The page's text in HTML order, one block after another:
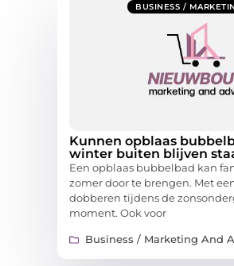
BUSINESS /
Kunnen opblaas
winter buiten blijven
Een opblaas bubbelbad kan
zomer door te brengen. Met
dobberen tijdens de
moment. Ook voor
Business / Marketing And